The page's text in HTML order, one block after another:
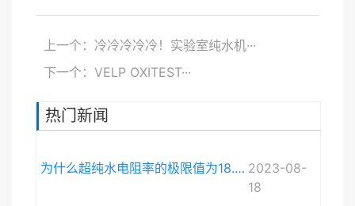
上一个：冷冷冷冷冷！实验室纯水机···
下一个：VELP OXITEST···
热门新闻
为什么超纯水电阻率的极限值为18.248MΩ·cm而不是无限大？ 2023-08-
18